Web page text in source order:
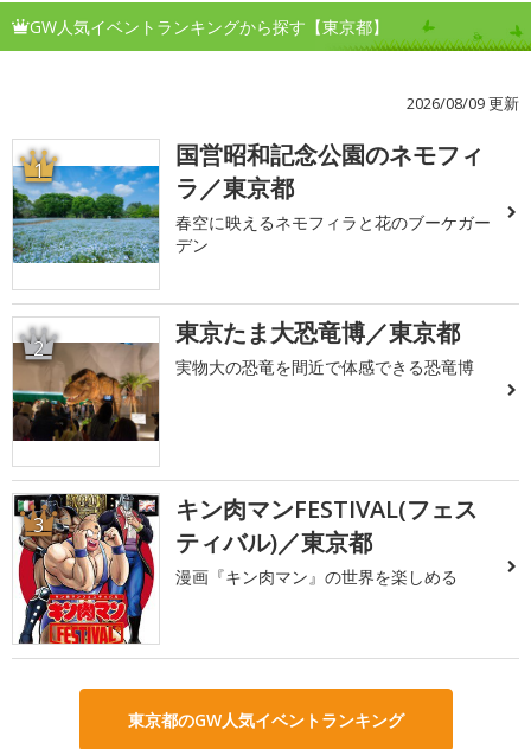
GW人気イベントランキングから探す【東京都】
2026/08/09 更新
1
国営昭和記念公園のネモフィ
ラ／東京都
春空に映えるネモフィラと花のブーケガー
デン
2 東京たま大恐竜博／東京都
実物大の恐竜を間近で体感できる恐竜博
3
キン肉マンFESTIVAL(フェス
ティバル)／東京都
漫画『キン肉マン』の世界を楽しめる
東京都のGW人気イベントランキング